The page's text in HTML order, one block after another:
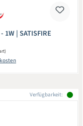
| SATISFIRE
Verfügbarkeit: